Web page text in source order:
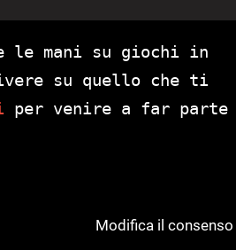
le mani su giochi in
su quello che ti
per venire a far parte
Modifica il consenso